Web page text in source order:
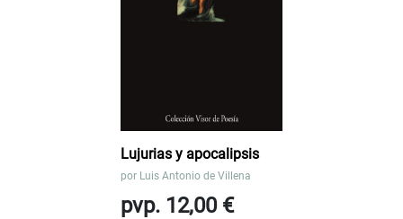
Lujurias y apocalipsis
por Luis Antonio de Villena
pvp. 12,00 €